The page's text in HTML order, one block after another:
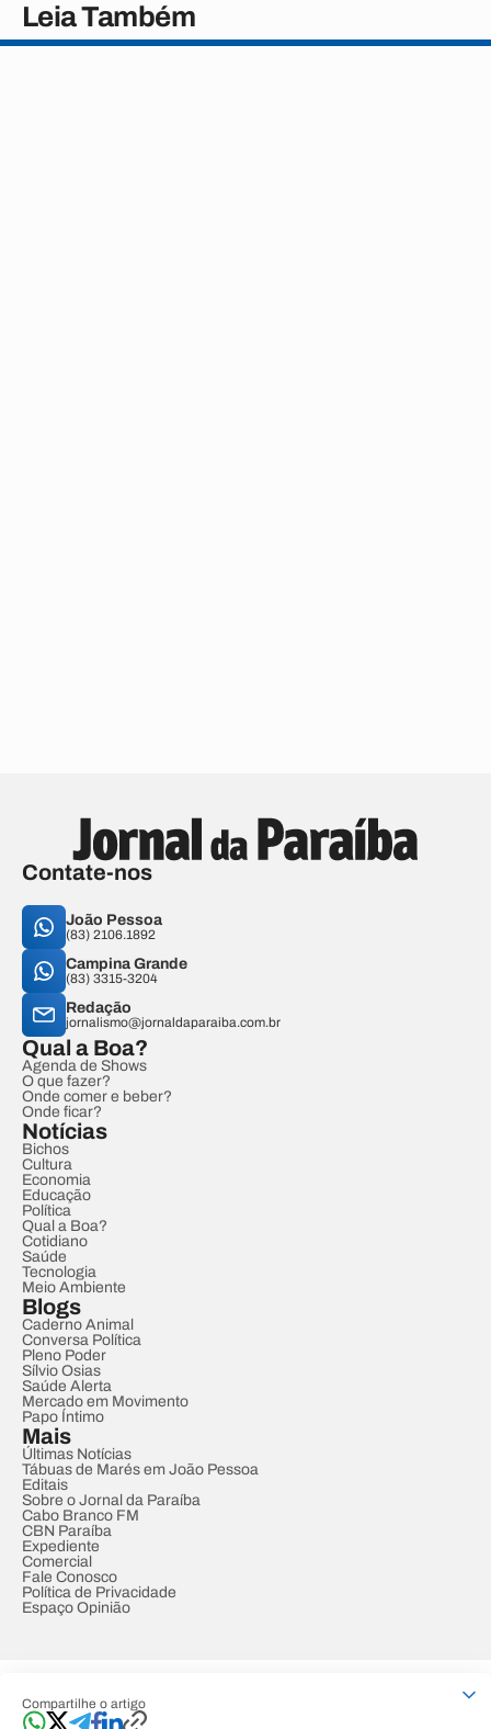
Compartilhe o artigo
Leia Também
Contate-nos
João Pessoa
(83) 2106.1892
Campina Grande
(83) 3315-3204
Redação
jornalismo@jornaldaparaiba.com.br
Qual a Boa?
Agenda de Shows
O que fazer?
Onde comer e beber?
Onde ficar?
Notícias
Bichos
Cultura
Economia
Educação
Política
Qual a Boa?
Cotidiano
Saúde
Tecnologia
Meio Ambiente
Blogs
Caderno Animal
Conversa Política
Pleno Poder
Sílvio Osias
Saúde Alerta
Mercado em Movimento
Papo Íntimo
Mais
Últimas Notícias
Tábuas de Marés em João Pessoa
Editais
Sobre o Jornal da Paraíba
Cabo Branco FM
CBN Paraíba
Expediente
Comercial
Fale Conosco
Política de Privacidade
Espaço Opinião